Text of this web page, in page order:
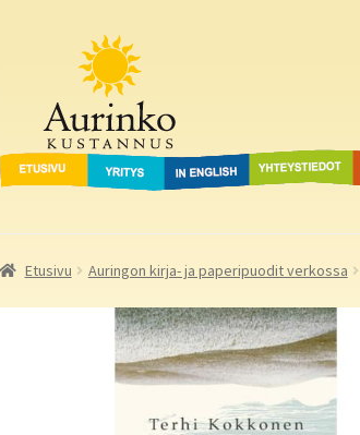
navigointiin
Aurinko Kustannus
Etusivu Yritys In English Yhteystiedot
Etusivu Auringon kirja- ja paperipuodit verkossa